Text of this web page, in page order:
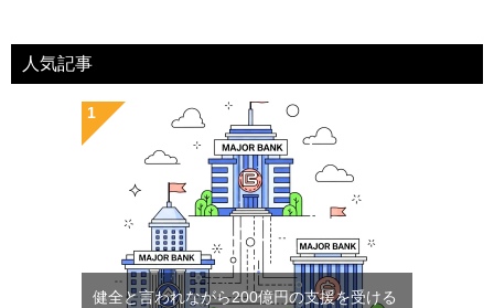
人気記事
健全と言われながら200億円の支援を受ける